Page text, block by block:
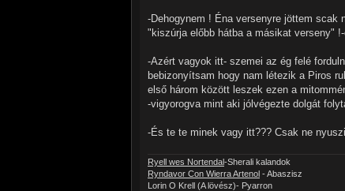
-Dehogynem ! Éna versenyre jöttem scak
"kiszúrja előbb hátba a másikat verseny"
-Azért vagyok itt- szemei az ég felé
bebizonyítsam hogy nam létezik a Piros
első három között leszek ezen a
-vigyorogva mint aki jólvégezte dolgát
-És te te minek vagy itt??? Csak ne
Ryell wes Nortendal-Sherali kalandok
Ryndavor Con Wierra Artenol - Abaszisz
Lorin O Krell (A lövész)- Pyarron